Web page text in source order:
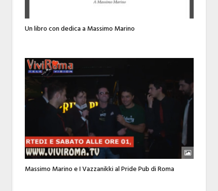
Un libro con dedica a Massimo Marino
Massimo Marino e I Vazzanikki al Pride Pub di Roma